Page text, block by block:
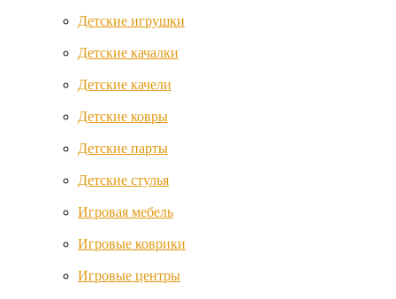
Noordline
Nuna
Oribel
Детские игрушки
Детские качалки
Детские качели
Детские ковры
Детские парты
Детские стулья
Игровая мебель
Игровые коврики
Игровые центры